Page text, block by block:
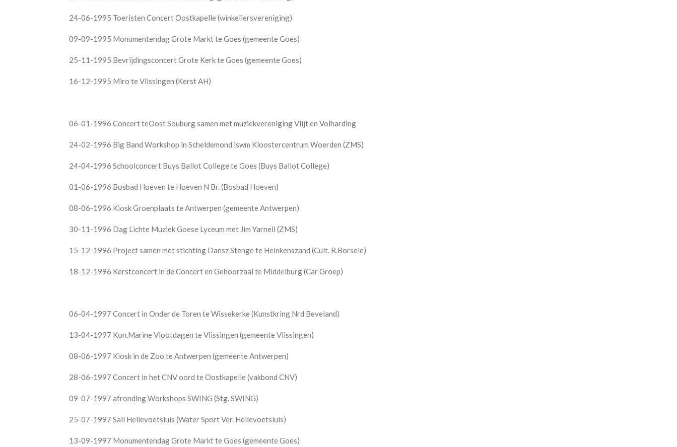
24-06-1995 Toeristen Concert Oostkapelle (winkeliersvereniging)
09-09-1995 Monumentendag Grote Markt te Goes (gemeente Goes)
25-11-1995 Bevrijdingsconcert Grote Kerk te Goes (gemeente Goes)
16-12-1995 Miro te Vlissingen (Kerst AH)
06-01-1996 Concert teOost Souburg samen met muziekvereniging Vlijt en Volharding
24-02-1996 Big Band Workshop in Scheldemond iswm Kloostercentrum Woerden (ZMS)
24-04-1996 Schoolconcert Buys Ballot College te Goes (Buys Ballot College)
01-06-1996 Bosbad Hoeven te Hoeven N Br. (Bosbad Hoeven)
08-06-1996 Kiosk Groenplaats te Antwerpen (gemeente Antwerpen)
30-11-1996 Dag Lichte Muziek Goese Lyceum met Jim Yarnell (ZMS)
15-12-1996 Project samen met stichting Dansz Stenge te Heinkenszand (Cult. R.Borsele)
18-12-1996 Kerstconcert in de Concert en Gehoorzaal te Middelburg (Car Groep)
06-04-1997 Concert in Onder de Toren te Wissekerke (Kunstkring Nrd Beveland)
13-04-1997 Kon.Marine Vlootdagen te Vlissingen (gemeente Vlissingen)
08-06-1997 Kiosk in de Zoo te Antwerpen (gemeente Antwerpen)
28-06-1997 Concert in het CNV oord te Oostkapelle (vakbond CNV)
09-07-1997 afronding Workshops SWING (Stg. SWING)
25-07-1997 Sail Hellevoetsluis (Water Sport Ver. Hellevoetsluis)
13-09-1997 Monumentendag Grote Markt te Goes (gemeente Goes)